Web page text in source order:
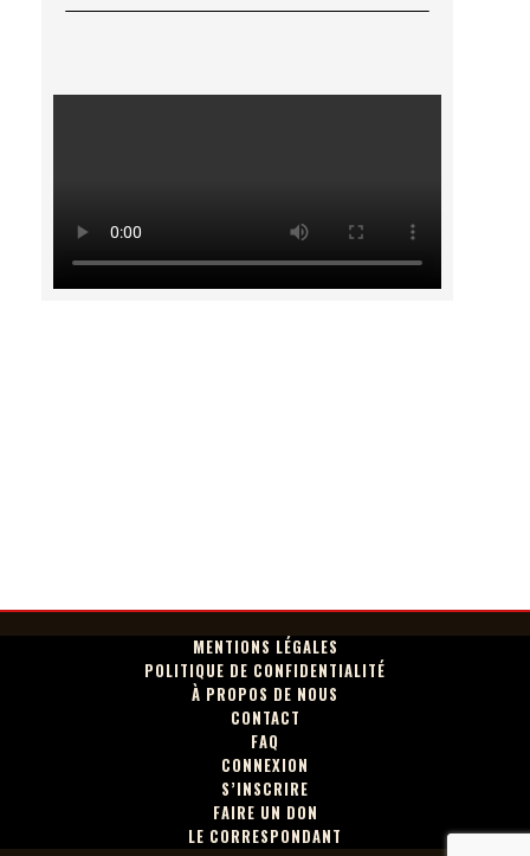
MENTIONS LÉGALES
POLITIQUE DE CONFIDENTIALITÉ
À PROPOS DE NOUS
CONTACT
FAQ
CONNEXION
S’INSCRIRE
FAIRE UN DON
LE CORRESPONDANT